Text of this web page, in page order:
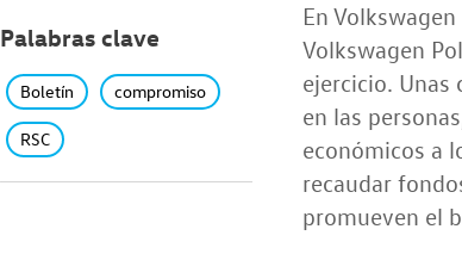
Palabras clave
Boletín compromiso
RSC
En
Volkswagen
ejercicio.
en las
económicos a
recaudar
promueven el